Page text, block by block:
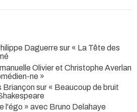
Daguerre sur « La Tête des
Olivier et Christophe Averlan
ne »
sur « Beaucoup de bruit
l'égo » avec Bruno Delahaye